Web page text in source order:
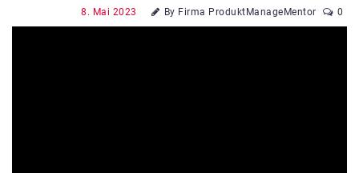
8. Mai 2023 By Firma ProduktManageMentor 0